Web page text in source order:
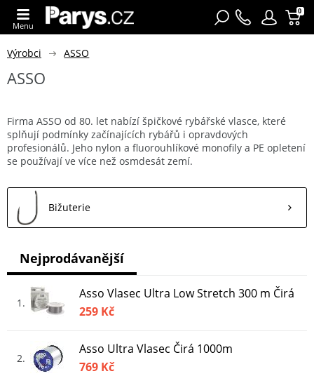
0
Menu
Výrobci ASSO
ASSO
Firma ASSO od 80. let nabízí špičkové rybářské vlasce, které
splňují podmínky začínajících rybářů i opravdových
profesionálů. Jeho nylon a fluorouhlíkové monofily a PE opletení
se používají ve více než osmdesát zemí.
Bižuterie
1
Asso Vlasec Ultra Low Stretch 300 m Čirá
259 Kč
2
Asso Ultra Vlasec Čirá 1000m
769 Kč
Nejprodávanější